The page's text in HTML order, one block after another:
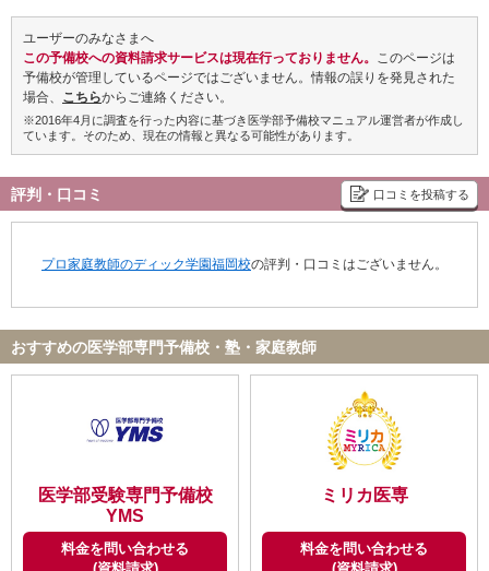
ユーザーのみなさまへ
この予備校への資料請求サービスは現在行っておりません。 このページは
予備校が管理しているページではございません。情報の誤りを発見された
場合、 こちらからご連絡ください。
※2016年4月に調査を行った内容に基づき医学部予備校マニュアル運営者が作成し
ています。そのため、現在の情報と異なる可能性があります。
評判・口コミ 口コミを投稿する
プロ家庭教師のディック学園福岡校の評判・口コミはございません。
おすすめの医学部専門予備校・塾・家庭教師
医学部受験専門予備校
YMS
料金を問い合わせる
ミリカ医専
料金を問い合わせる